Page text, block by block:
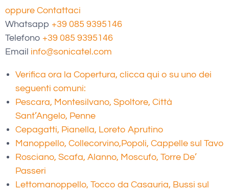
oppure Contattaci
Whatsapp +39 085 9395146
Telefono +39 085 9395146
Email info@sonicatel.com
Verifica ora la Copertura, clicca qui o su uno dei
seguenti comuni:
Pescara, Montesilvano, Spoltore, Città
Sant’Angelo, Penne
Cepagatti, Pianella, Loreto Aprutino
Manoppello, Collecorvino,Popoli, Cappelle sul Tavo
Rosciano, Scafa, Alanno, Moscufo, Torre De’
Passeri
Lettomanoppello, Tocco da Casauria, Bussi sul